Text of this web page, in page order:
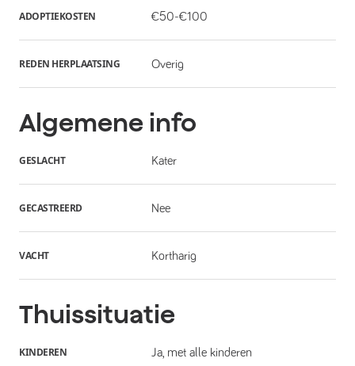
ADOPTIEKOSTEN €50-€100
REDEN HERPLAATSING Overig
Algemene info
GESLACHT Kater
GECASTREERD Nee
VACHT Kortharig
Thuissituatie
KINDEREN Ja, met alle kinderen